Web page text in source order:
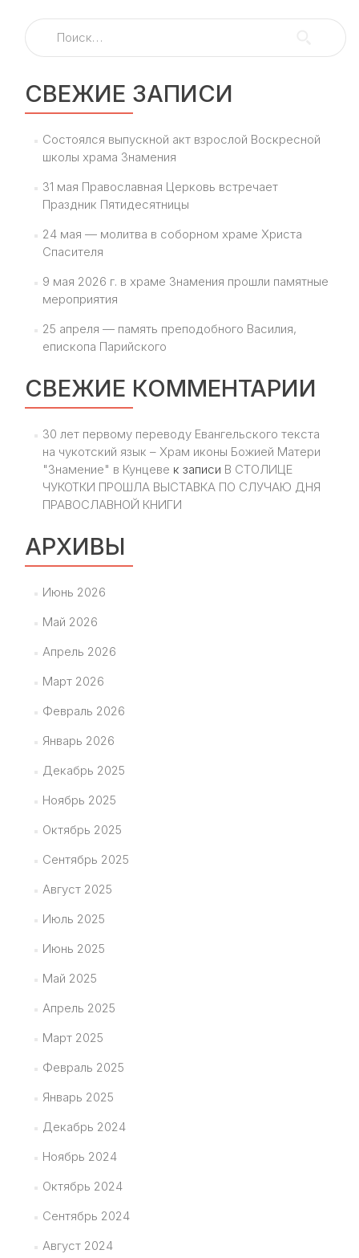
Найти:
СВЕЖИЕ ЗАПИСИ
Состоялся выпускной акт взрослой Воскресной
школы храма Знамения
31 мая Православная Церковь встречает
Праздник Пятидесятницы
24 мая — молитва в соборном храме Христа
Спасителя
9 мая 2026 г. в храме Знамения прошли памятные
мероприятия
25 апреля — память преподобного Василия,
епископа Парийского
СВЕЖИЕ КОММЕНТАРИИ
30 лет первому переводу Евангельского текста
на чукотский язык – Храм иконы Божией Матери
"Знамение" в Кунцеве к записи В СТОЛИЦЕ
ЧУКОТКИ ПРОШЛА ВЫСТАВКА ПО СЛУЧАЮ ДНЯ
ПРАВОСЛАВНОЙ КНИГИ
АРХИВЫ
Июнь 2026
Май 2026
Апрель 2026
Март 2026
Февраль 2026
Январь 2026
Декабрь 2025
Ноябрь 2025
Октябрь 2025
Сентябрь 2025
Август 2025
Июль 2025
Июнь 2025
Май 2025
Апрель 2025
Март 2025
Февраль 2025
Январь 2025
Декабрь 2024
Ноябрь 2024
Октябрь 2024
Сентябрь 2024
Август 2024